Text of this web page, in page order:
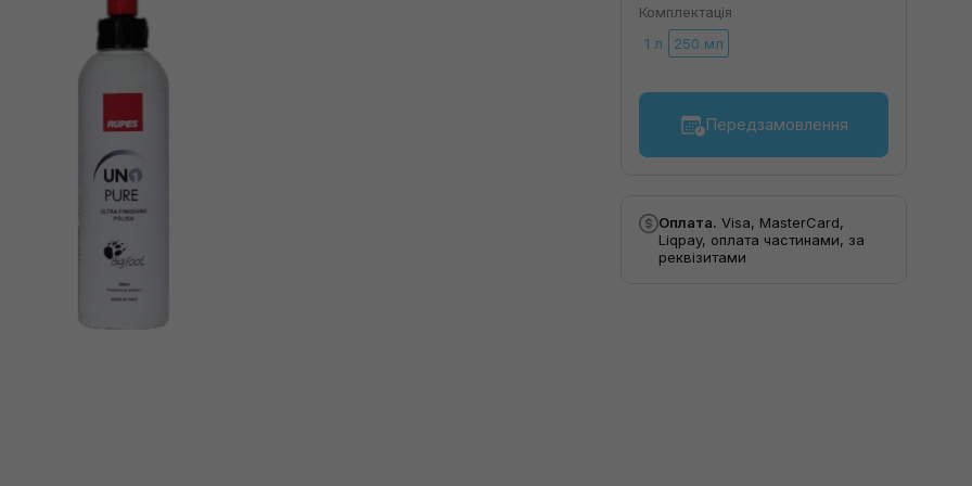
Комплектація
1 л
250 мл
Передзамовлення
Оплата. Visa, MasterCard,
Liqpay, оплата частинами, за
реквізитами